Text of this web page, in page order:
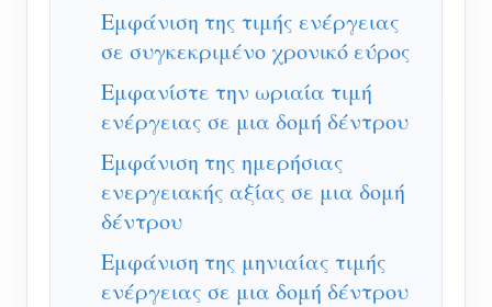
Επιτηρητής ενέργειας ηλιακού φωτοβολταϊκού
συστήματος
Παρακολούθηση Χρήσης Ηλεκτρικής Ενέργειας
Σύστημα ελέγχου Φ/Β θερμαντήρα
Οικιακός αυτοματισμός
Ενεργειακή Παρακολούθηση Εργοστασίων
Κατάστημα
Πόροι
Γρήγορη εκκίνηση προϊόντος
Εκπαιδευτικό βίντεο
FAQ
Νέα
Κοινότητα
Προγραμματιστής
Εξερευνώ
Πρόγραμμα επιβράβευσης
Επικοινωνία
Εμφάνιση της τιμής ενέργειας
σε συγκεκριμένο χρονικό εύρος
Εμφανίστε την ωριαία τιμή
ενέργειας σε μια δομή δέντρου
Εμφάνιση της ημερήσιας
ενεργειακής αξίας σε μια δομή
δέντρου
Εμφάνιση της μηνιαίας τιμής
ενέργειας σε μια δομή δέντρου